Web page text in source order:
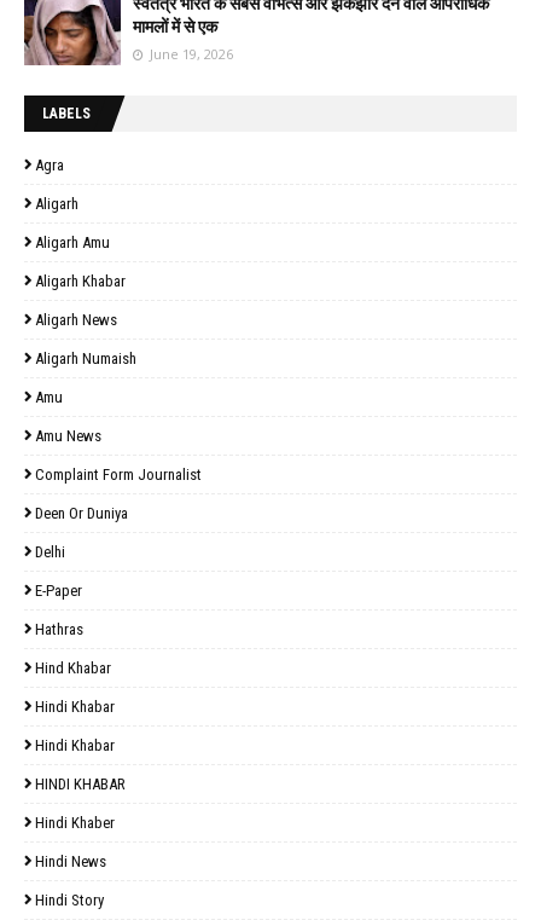
मामलों में से एक
June 19, 2026
LABELS
Agra
Aligarh
Aligarh Amu
Aligarh Khabar
Aligarh News
Aligarh Numaish
Amu
Amu News
Complaint Form Journalist
Deen Or Duniya
Delhi
E-Paper
Hathras
Hind Khabar
Hindi Khabar
Hindi Khabar
HINDI KHABAR
Hindi Khaber
Hindi News
Hindi Story